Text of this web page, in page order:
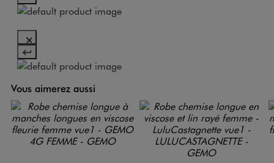
Vous aimerez aussi